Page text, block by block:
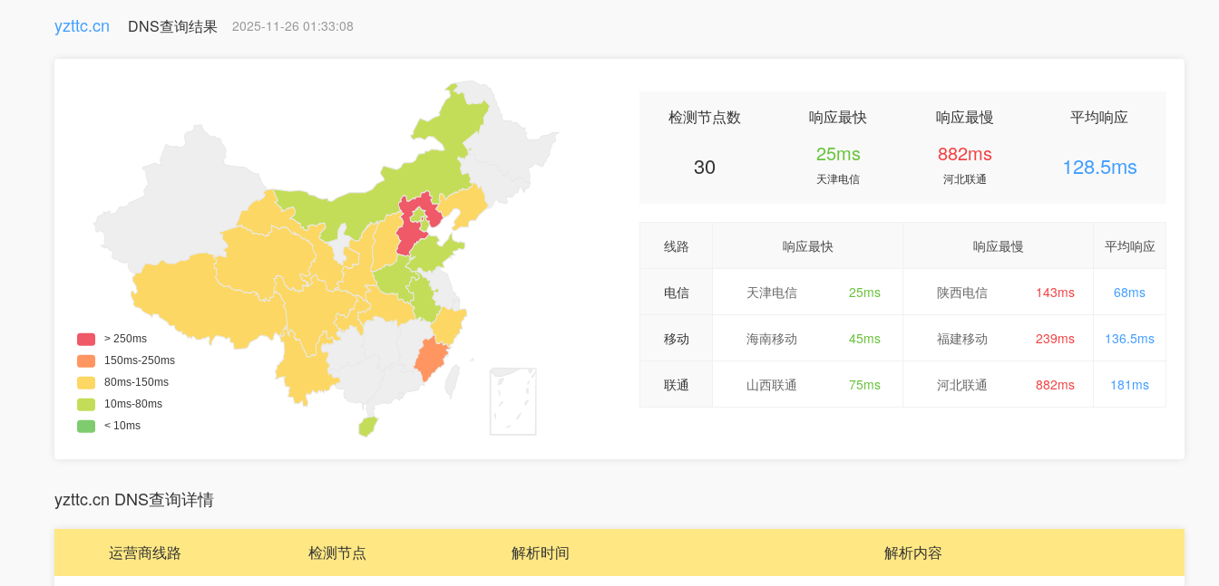
yzttc.cn DNS查询结果 2025-11-26 01:33:08
检测节点数
30
响应最快
25ms
天津电信
响应最慢
882ms
河北联通
平均响应
128.5ms
线路 响应最快 响应最慢 平均响应
电信 天津电信 25ms 陕西电信 143ms 68ms
移动 海南移动 45ms 福建移动 239ms 136.5ms
联通 山西联通 75ms 河北联通 882ms 181ms
yzttc.cn DNS查询详情
运营商线路 检测节点 解析时间 解析内容